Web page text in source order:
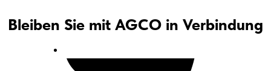
Bleiben Sie mit AGCO in Verbindung